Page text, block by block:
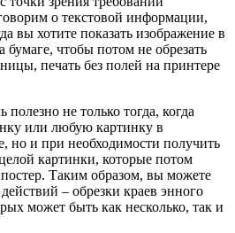
о текстовой информации,
вы хотите показать изображение в
чтобы потом не обрезать
печать без полей на принтере
полезно не только тогда, когда
или любую картинку в
но и при необходимости получить
картинки, которые потом
Таким образом, вы можете
– обрезки краев энного
может быть как несколько, так и